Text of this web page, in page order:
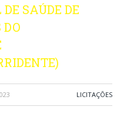
SAÚDE DE
LICITAÇÕES